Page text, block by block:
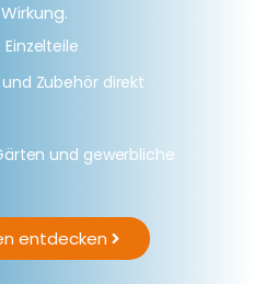
Zubehör direkt
und gewerbliche
entdecken